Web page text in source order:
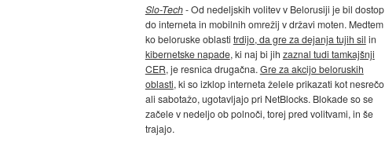
Slo-Tech- Od nedeljskih volitev v Belorusiji je bil dostop
do interneta in mobilnih omrežij v državi moten. Medtem
ko beloruske oblasti trdijo, da gre za dejanja tujih sil in
kibernetske napade, ki naj bi jih zaznal tudi tamkajšnji
CER, je resnica drugačna. Gre za akcijo beloruskih
oblasti, ki so izklop interneta želele prikazati kot nesrečo
ali sabotažo, ugotavljajo pri NetBlocks. Blokade so se
začele v nedeljo ob polnoči, torej pred volitvami, in še
trajajo.